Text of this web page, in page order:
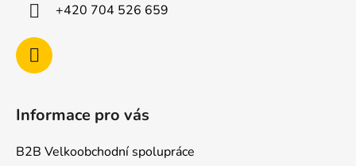
+420 704 526 659
Informace pro vás
B2B Velkoobchodní spolupráce